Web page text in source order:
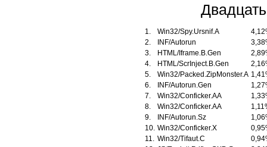
1. Win32/Spy.Ursnif.A
2.
INF/Autorun
3.
HTML/Iframe.B.Gen
4.
HTML/ScrInject.B.Gen
5.
Win32/Packed.ZipMonster.A
6.
INF/Autorun.Gen
7.
Win32/Conficker.AA
8.
Win32/Conficker.AA
9.
INF/Autorun.Sz
10. Win32/Conficker.X
11.
Win32/Tifaut.C